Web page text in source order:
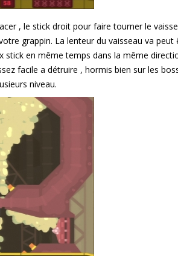
, le stick droit pour faire tourner le
grappin. La lenteur du vaisseau va peut
stick en même temps dans la même
facile a détruire , hormis bien sur les
niveau.